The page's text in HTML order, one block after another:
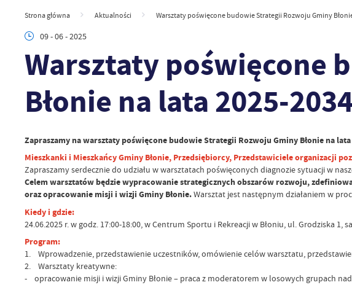
Strona główna Aktualności Warsztaty poświęcone budowie Strategii Rozwoju Gminy
09 - 06 - 2025
Warsztaty poświęcone
Błonie na lata 2025-
Zapraszamy na warsztaty poświęcone budowie Strategii Rozwoju Gminy Błonie na lata
Mieszkanki i Mieszkańcy Gminy Błonie, Przedsiębiorcy, Przedstawiciele organizacji
Zapraszamy serdecznie do udziału w warsztatach poświęconych diagnozie sytuacji w
Celem warsztatów będzie wypracowanie strategicznych obszarów rozwoju,
oraz opracowanie misji i wizji Gminy Błonie.Warsztat jest następnym działaniem w
Kiedy i gdzie:
24.06.2025 r. w godz. 17:00-18:00, w Centrum Sportu i Rekreacji w Błoniu, ul. Grodziska 1,
Program:
1. Wprowadzenie, przedstawienie uczestników, omówienie celów warsztatu,
2. Warsztaty kreatywne:
- opracowanie misji i wizji Gminy Błonie – praca z moderatorem w losowych grupach